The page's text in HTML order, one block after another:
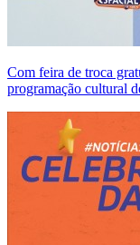
Com feira de troca
programação cultural